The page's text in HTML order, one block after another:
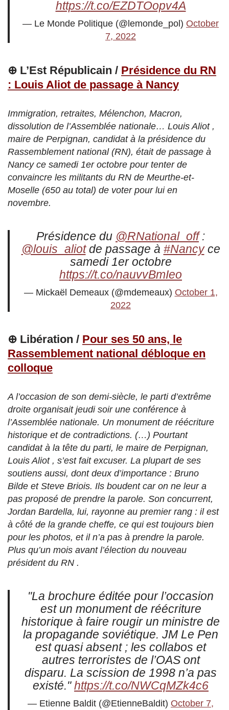
https://t.co/EZDTOopv4A
— Le Monde Politique (@lemonde_pol) October
7, 2022
⊕ L’Est Républicain / Présidence du RN
: Louis Aliot de passage à Nancy
Immigration, retraites, Mélenchon, Macron,
dissolution de l’Assemblée nationale… Louis Aliot ,
maire de Perpignan, candidat à la présidence du
Rassemblement national (RN), était de passage à
Nancy ce samedi 1er octobre pour tenter de
convaincre les militants du RN de Meurthe-et-
Moselle (650 au total) de voter pour lui en
novembre.
Présidence du @RNational_off:
@louis_aliotde passage à #Nancyce
samedi 1er octobre
https://t.co/nauvvBmIeo
— Mickaël Demeaux (@mdemeaux) October 1,
2022
⊕ Libération / Pour ses 50 ans, le
Rassemblement national débloque en
colloque
A l’occasion de son demi-siècle, le parti d’extrême
droite organisait jeudi soir une conférence à
l’Assemblée nationale. Un monument de réécriture
historique et de contradictions. (…) Pourtant
candidat à la tête du parti, le maire de Perpignan,
Louis Aliot , s’est fait excuser. La plupart de ses
soutiens aussi, dont deux d’importance : Bruno
Bilde et Steve Briois. Ils boudent car on ne leur a
pas proposé de prendre la parole. Son concurrent,
Jordan Bardella, lui, rayonne au premier rang : il est
à côté de la grande cheffe, ce qui est toujours bien
pour les photos, et il n’a pas à prendre la parole.
Plus qu’un mois avant l’élection du nouveau
président du RN .
"La brochure éditée pour l’occasion
est un monument de réécriture
historique à faire rougir un ministre de
la propagande soviétique. JM Le Pen
est quasi absent ; les collabos et
autres terroristes de l’OAS ont
disparu. La scission de 1998 n’a pas
existé." https://t.co/NWCqMZk4c6
— Etienne Baldit (@EtienneBaldit) October 7,